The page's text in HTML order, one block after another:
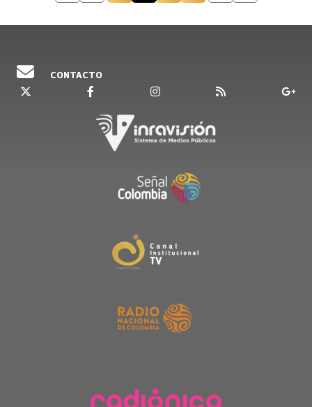
CONTACTO